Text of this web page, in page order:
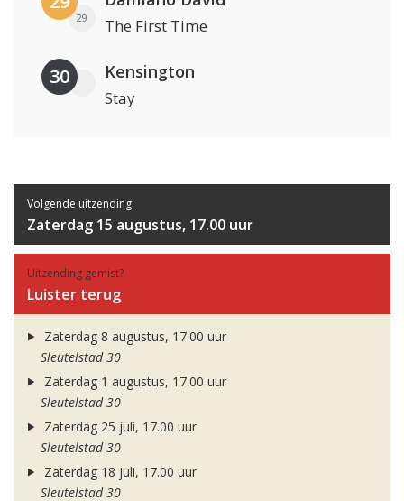
29 The First Time
30 Kensington
Stay
Volgende uitzending:
Zaterdag 15 augustus, 17.00 uur
Uitzending gemist?
Luister terug
Zaterdag 8 augustus, 17.00 uur
Sleutelstad 30
Zaterdag 1 augustus, 17.00 uur
Sleutelstad 30
Zaterdag 25 juli, 17.00 uur
Sleutelstad 30
Zaterdag 18 juli, 17.00 uur
Sleutelstad 30